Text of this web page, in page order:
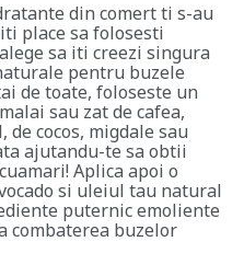
din comert ti s-au
place sa folosesti
sa iti creezi singura
pentru buzele
de toate, foloseste un
sau zat de cafea,
cocos, migdale sau
ajutandu-te sa obtii
Aplica apoi o
si uleiul tau natural
puternic emoliente
combaterea buzelor